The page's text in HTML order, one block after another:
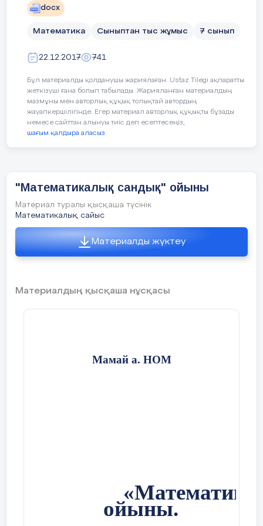
Сабақтың мақсаты: 1) Оқушылардың ой-
қызығушылығын арттыру.
Түрі: Топтық сайыс сағаты.
Типі: Ойын түрінде
Жоспары: 1. Топтың өзін таныстыруы,
амандасу рәсімі
3. Математикалық хоккей
4. Кім жылдам.
5.Эссе
Қолданылған нақыл сөздер:
1. Арифметика математиканың, ал
(К. Гаусс)
2. Ақыл-ойды тәртіпке келтіретін
3. Математика – барлық ғылымдардың
Математика сырлары,
Қызықтырды біздерді.
docx
Математика Сыныптан тыс жұмыс 7 сынып
22.12.2017 741
Бұл материалды қолданушы жариялаған. Ustaz Tilegi ақпаратты
жеткізуші ғана болып табылады. Жарияланған материалдың
мазмұны мен авторлық құқық толықтай автордың
жауапкершілігінде. Егер материал авторлық құқықты бұзады
немесе сайттан алынуы тиіс деп есептесеңіз,
шағым қалдыра аласыз
"Математикалық сандық" ойыны
Материал туралы қысқаша түсінік
Математикалық сайыс
Материалды жүктеу
Материалдың қысқаша нұсқасы
Мамай а. НОМ
ойыны.